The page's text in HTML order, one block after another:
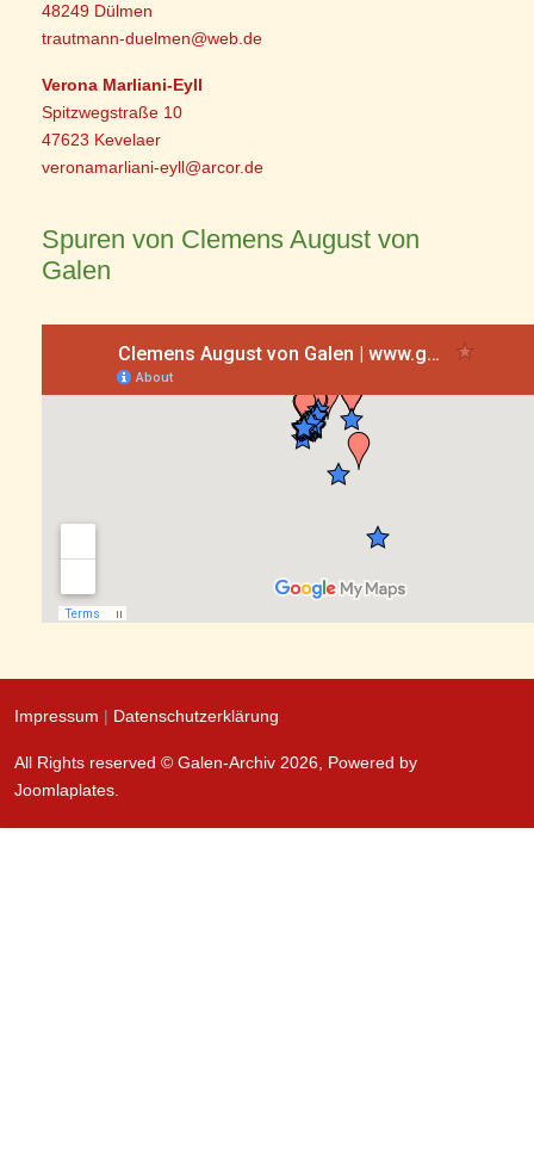
48249 Dülmen
trautmann-duelmen@web.de
Verona Marliani-Eyll
Spitzwegstraße 10
47623 Kevelaer
veronamarliani-eyll@arcor.de
Spuren von Clemens August von
Galen
Impressum | Datenschutzerklärung
All Rights reserved © Galen-Archiv 2026, Powered by
Joomlaplates